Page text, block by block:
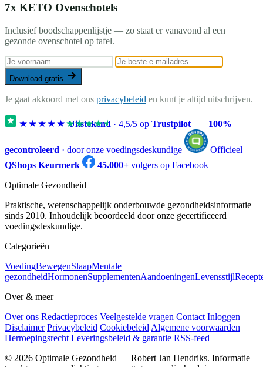
7x KETO Ovenschotels
Inclusief boodschappenlijstje — zo staat er vanavond al een
gezonde ovenschotel op tafel.
Download gratis
Je gaat akkoord met ons privacybeleid en kunt je altijd uitschrijven.
★★★★★★★★★★
Uitstekend · 4,5/5 op Trustpilot 100%
gecontroleerd · door onze voedingsdeskundige
Officieel
QShops Keurmerk
45.000+ volgers op Facebook
Optimale Gezondheid
Praktische, wetenschappelijk onderbouwde gezondheidsinformatie
sinds 2010. Inhoudelijk beoordeeld door onze gecertificeerd
voedingsdeskundige.
Categorieën
VoedingBewegenSlaapMentale
gezondheidHormonenSupplementenAandoeningenLevensstijl
Over & meer
Over ons Redactieproces Veelgestelde vragen Contact Inloggen
Disclaimer Privacybeleid Cookiebeleid Algemene voorwaarden
Herroepingsrecht Leveringsbeleid & garantie RSS-feed
© 2026 Optimale Gezondheid — Robert Jan Hendriks. Informatie